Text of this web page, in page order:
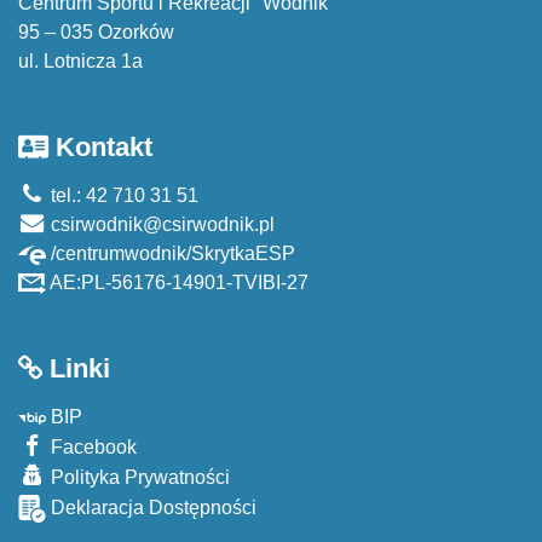
95 – 035 Ozorków
ul. Lotnicza 1a
Kontakt
tel.: 42 710 31 51
csirwodnik@csirwodnik.pl
/centrumwodnik/SkrytkaESP
AE:PL-56176-14901-TVIBI-27
Linki
BIP
Facebook
Polityka Prywatności
Deklaracja Dostępności